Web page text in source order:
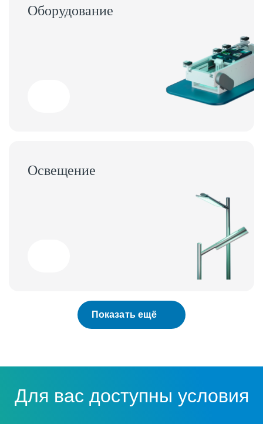
Оборудование
Освещение
Авиатранспорт
Показать ещё
Для вас доступны условия